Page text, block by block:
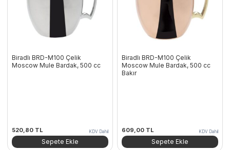
Biradlı BRD-M100 Çelik
Moscow Mule Bardak, 500 cc
520,80 TL KDV Dahil
Sepete Ekle
Biradlı BRD-M100 Çelik
Moscow Mule Bardak, 500 cc
Bakır
609,00 TL KDV Dahil
Sepete Ekle